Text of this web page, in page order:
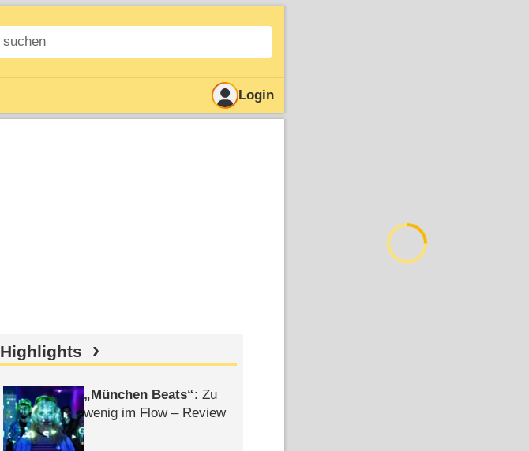
Login
Highlights
München Beats : Zu
wenig im Flow – Review